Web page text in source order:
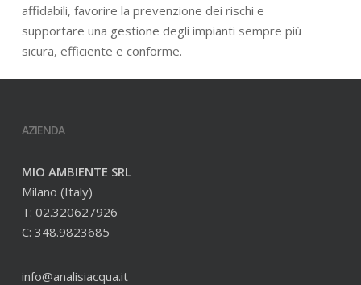
affidabili, favorire la prevenzione dei rischi e
supportare una gestione degli impianti sempre più
sicura, efficiente e conforme.
AZIENDA
MIO AMBIENTE SRL
Milano (Italy)
T: 02.320627926
C: 348.9823685
info@analisiacqua.it